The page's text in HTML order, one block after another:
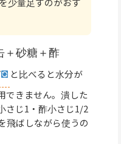
＋砂糖＋酢
と比べると水分が
できません。潰した
さじ1・酢小さじ1/2
飛ばしながら使うの